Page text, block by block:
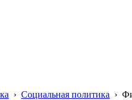
› Социальная политика ›